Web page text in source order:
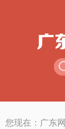
您现在： 广东